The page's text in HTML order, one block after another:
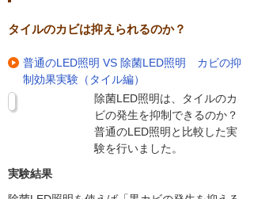
タイルのカビは抑えられるのか？
普通のLED照明 VS 除菌LED照明 カビの抑
制効果実験（タイル編）
除菌LED照明は、タイルのカ
ビの発生を抑制できるのか？
普通のLED照明と比較した実
験を行いました。
実験結果